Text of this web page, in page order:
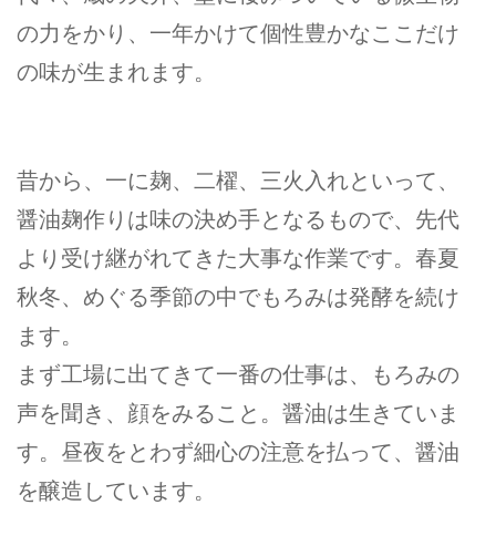
の力をかり、一年かけて個性豊かなここだけ
の味が生まれます。
昔から、一に麹、二櫂、三火入れといって、
醤油麹作りは味の決め手となるもので、先代
より受け継がれてきた大事な作業です。春夏
秋冬、めぐる季節の中でもろみは発酵を続け
ます。
まず工場に出てきて一番の仕事は、もろみの
声を聞き、顔をみること。醤油は生きていま
す。昼夜をとわず細心の注意を払って、醤油
を醸造しています。